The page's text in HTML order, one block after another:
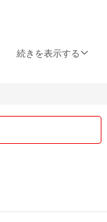
続きを表示する